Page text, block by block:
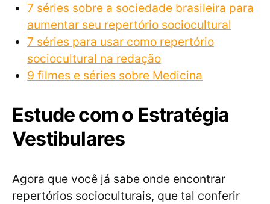
7 séries sobre a sociedade brasileira para
aumentar seu repertório sociocultural
7 séries para usar como repertório
sociocultural na redação
9 filmes e séries sobre Medicina
Estude com o Estratégia
Vestibulares
Agora que você já sabe onde encontrar
repertórios socioculturais, que tal conferir